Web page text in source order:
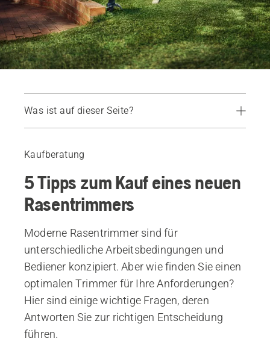
Was ist auf dieser Seite?
Kaufberatung
5 Tipps zum Kauf eines neuen
Rasentrimmers
Moderne Rasentrimmer sind für
unterschiedliche Arbeitsbedingungen und
Bediener konzipiert. Aber wie finden Sie einen
optimalen Trimmer für Ihre Anforderungen?
Hier sind einige wichtige Fragen, deren
Antworten Sie zur richtigen Entscheidung
führen.